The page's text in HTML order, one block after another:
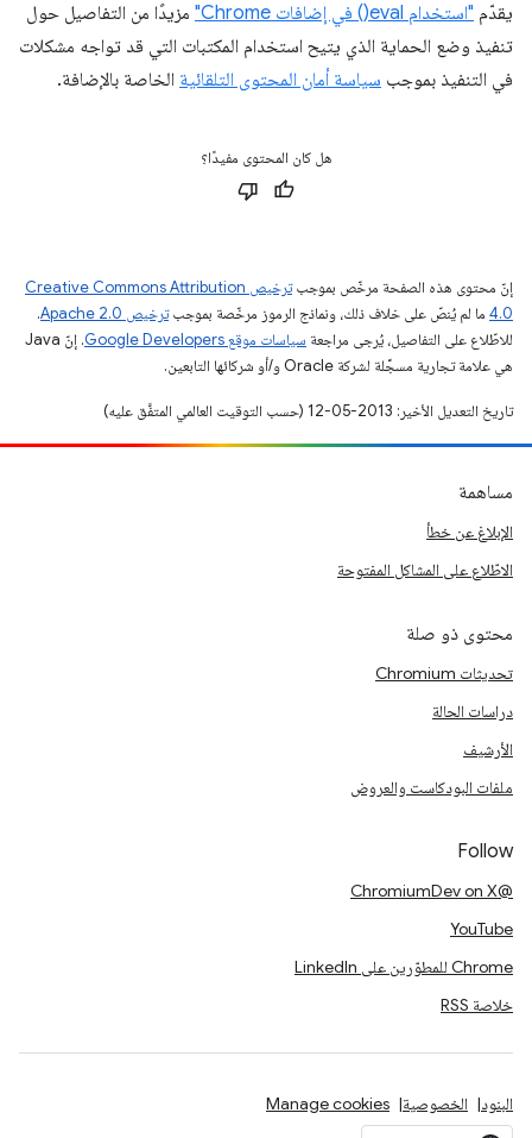
يقدّم "استخدام eval() في إضافات Chrome"
مزيدًا من التفاصيل حول
تنفيذ وضع الحماية الذي يتيح استخدام المكتبات التي قد تواجه مشكلات
في التنفيذ بموجب سياسة أمان المحتوى التلقائية الخاصة بالإضافة.
هل كان المحتوى مفيدًا؟
إنّ محتوى هذه الصفحة مرخّص بموجب
ترخيص Creative Commons Attribution
4.0‏ ما لم يُنصّ على خلاف ذلك، ونماذج الرموز مرخّصة بموجبترخيص Apache 2.0‏
.
للاطّلاع على التفاصيل، يُرجى مراجعة سياسات موقع Google Developers‏
. إنّ Java
هي علامة تجارية مسجَّلة لشركة Oracle و/أو شركائها التابعين.
تاريخ التعديل الأخير: 2013-05-12 (حسب التوقيت العالمي المتفَّق عليه)
مساهمة
الإبلاغ عن خطأ
الاطّلاع على المشاكل المفتوحة
محتوى ذو صلة
تحديثات Chromium
دراسات الحالة
الأرشيف
ملفات البودكاست والعروض
Follow
@ChromiumDev on X
YouTube
Chrome للمطوّرين على LinkedIn
خلاصة RSS
البنود الخصوصية Manage cookies